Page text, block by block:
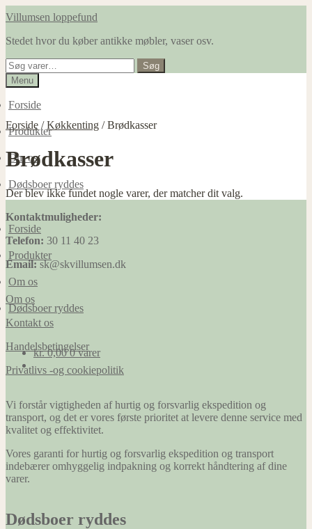
Spring
navigation
Spring
indhold
Villumsen loppefund
Stedet hvor du køber antikke møbler, vaser osv.
Søg
efter:
Søg
Menu
Forside
Produkter
Om os
Dødsboer ryddes
Forside
Produkter
Om os
Dødsboer ryddes
kr.0,00 0 varer
Forside /Køkkenting /Brødkasser
Brødkasser
Der blev ikke fundet nogle varer, der matcher dit valg.
Kontaktmuligheder:
Telefon: 30 11 40 23
Email:sk@skvillumsen.dk
Om os
Kontakt os
Handelsbetingelser
Privatlivs -og cookiepolitik
Vi forstår vigtigheden af hurtig og forsvarlig ekspedition og
transport, og det er vores første prioritet at levere denne service med
kvalitet og effektivitet.
Vores garanti for hurtig og forsvarlig ekspedition og transport
indebærer omhyggelig indpakning og korrekt håndtering af dine
varer.
Dødsboer ryddes